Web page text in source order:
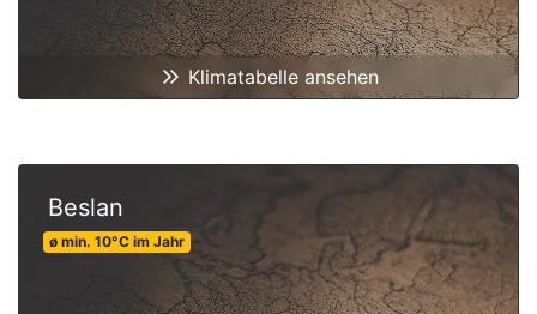
Klimatabelle ansehen
Beslan
ø min. 10°C im Jahr